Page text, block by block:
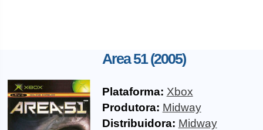
Area 51 (2005)
Plataforma: Xbox
Produtora: Midway
Distribuidora: Midway